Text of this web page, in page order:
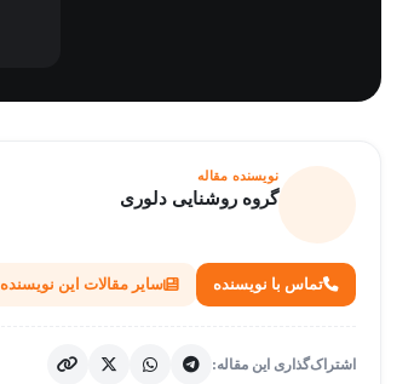
نویسنده مقاله
گروه روشنایی دلوری
تماس با نویسنده سایر مقالات این نویسنده
اشتراک‌گذاری این مقاله: